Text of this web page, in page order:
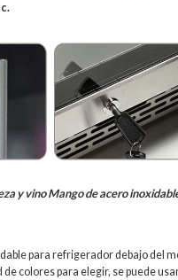
y vino Mango de acero
para refrigerador debajo del
de colores para elegir, se puede